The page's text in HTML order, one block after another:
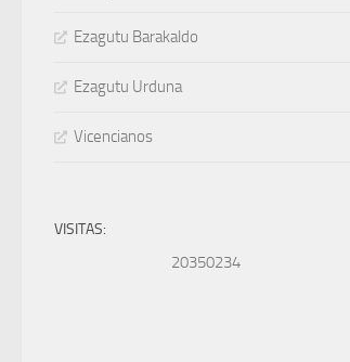
Ezagutu Barakaldo
Ezagutu Urduna
Vicencianos
VISITAS:
20350234